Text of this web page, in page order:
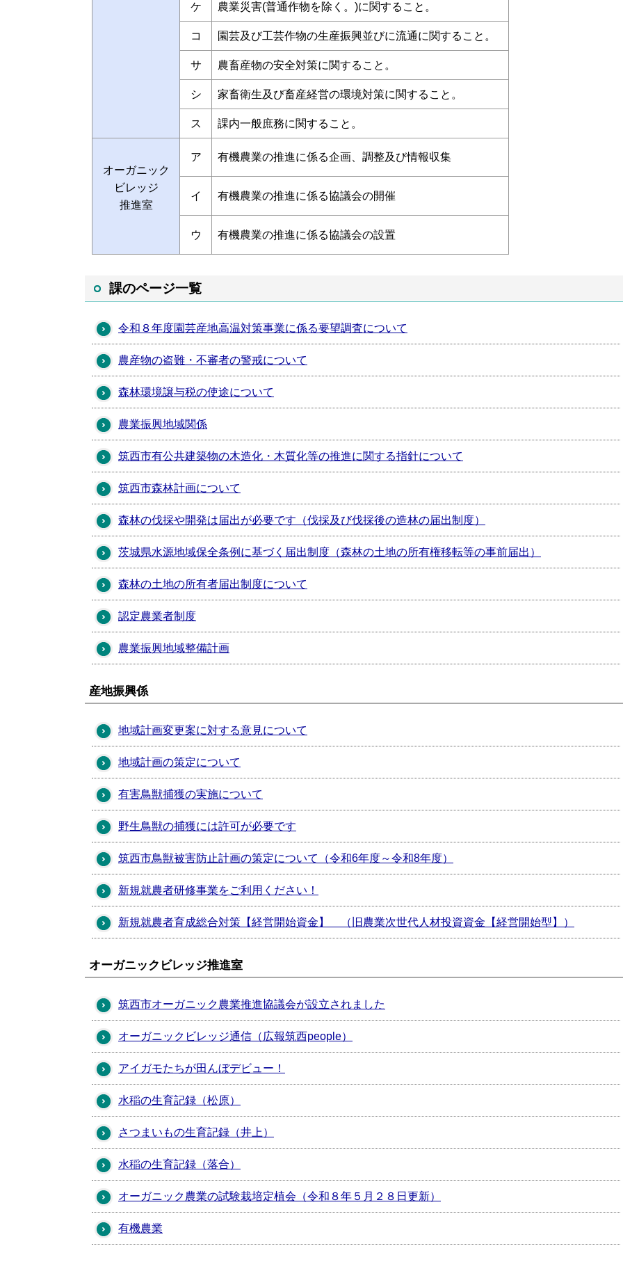
ケ 農業災害(普通作物を除く。)に関すること。
コ 園芸及び工芸作物の生産振興並びに流通に関すること。
サ 農畜産物の安全対策に関すること。
シ 家畜衛生及び畜産経営の環境対策に関すること。
ス 課内一般庶務に関すること。
オーガニック
ビレッジ
推進室
ア 有機農業の推進に係る企画、調整及び情報収集
イ 有機農業の推進に係る協議会の開催
ウ 有機農業の推進に係る協議会の設置
課のページ一覧
令和８年度園芸産地高温対策事業に係る要望調査について
農産物の盗難・不審者の警戒について
森林環境譲与税の使途について
農業振興地域関係
筑西市有公共建築物の木造化・木質化等の推進に関する指針について
筑西市森林計画について
森林の伐採や開発は届出が必要です（伐採及び伐採後の造林の届出制度）
茨城県水源地域保全条例に基づく届出制度（森林の土地の所有権移転等の事前届出）
森林の土地の所有者届出制度について
認定農業者制度
農業振興地域整備計画
産地振興係
地域計画変更案に対する意見について
地域計画の策定について
有害鳥獣捕獲の実施について
野生鳥獣の捕獲には許可が必要です
筑西市鳥獣被害防止計画の策定について（令和6年度～令和8年度）
新規就農者研修事業をご利用ください！
新規就農者育成総合対策【経営開始資金】 （旧農業次世代人材投資資金【経営開始型】）
オーガニックビレッジ推進室
筑西市オーガニック農業推進協議会が設立されました
オーガニックビレッジ通信（広報筑西people）
アイガモたちが田んぼデビュー！
水稲の生育記録（松原）
さつまいもの生育記録（井上）
水稲の生育記録（落合）
オーガニック農業の試験栽培定植会（令和８年５月２８日更新）
有機農業